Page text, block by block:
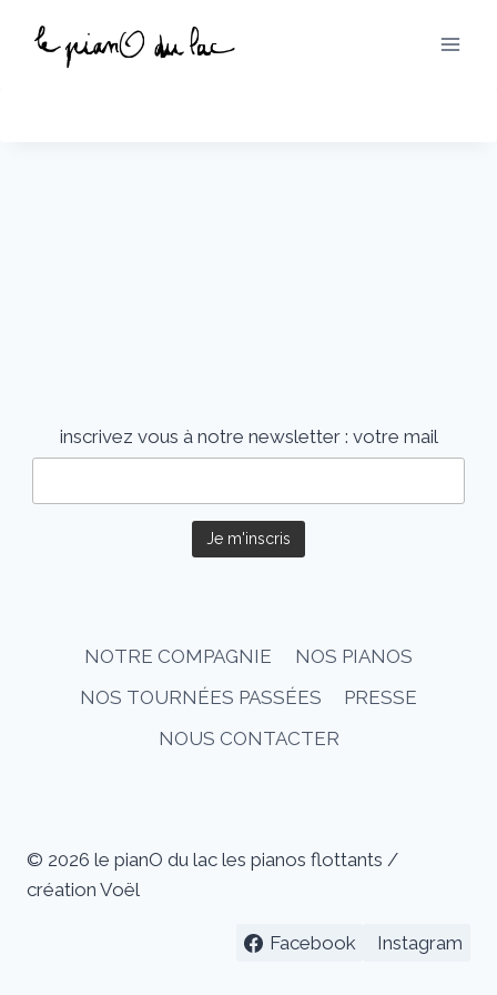
contenu
inscrivez vous à notre newsletter : votre mail
NOTRE COMPAGNIE
NOS PIANOS
NOS TOURNÉES PASSÉES
PRESSE
NOUS CONTACTER
© 2026 le pianO du lac les pianos flottants /
création Voël
Facebook Instagram